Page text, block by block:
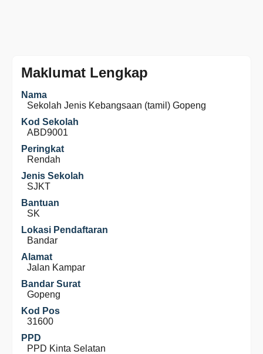
Maklumat Lengkap
Nama
Sekolah Jenis Kebangsaan (tamil) Gopeng
Kod Sekolah
ABD9001
Peringkat
Rendah
Jenis Sekolah
SJKT
Bantuan
SK
Lokasi Pendaftaran
Bandar
Alamat
Jalan Kampar
Bandar Surat
Gopeng
Kod Pos
31600
PPD
PPD Kinta Selatan